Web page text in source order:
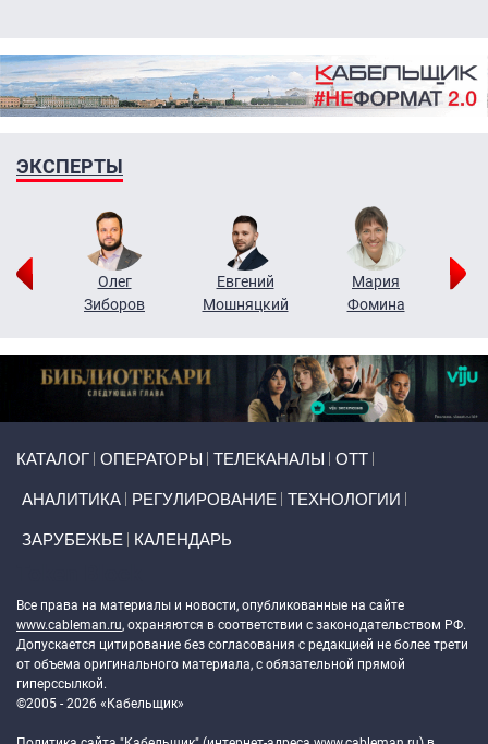
ЭКСПЕРТЫ
Олег
Зиборов
Евгений
Мошняцкий
Мария
Фомина
КАТАЛОГ ОПЕРАТОРЫ ТЕЛЕКАНАЛЫ ОТТ
АНАЛИТИКА РЕГУЛИРОВАНИЕ ТЕХНОЛОГИИ
ЗАРУБЕЖЬЕ КАЛЕНДАРЬ
Все права на материалы и новости, опубликованные на сайте
www.cableman.ru, охраняются в соответствии с законодательством РФ.
Допускается цитирование без согласования с редакцией не более трети
от объема оригинального материала, с обязательной прямой
гиперссылкой.
©2005 - 2026 «Кабельщик»